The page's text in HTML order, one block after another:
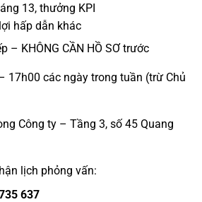
13, thưởng KPI
hấp dẫn khác
– KHÔNG CẦN HỒ SƠ trước
17h00 các ngày trong tuần (trừ Chủ
Công ty – Tầng 3, số 45 Quang
lịch phỏng vấn:
637